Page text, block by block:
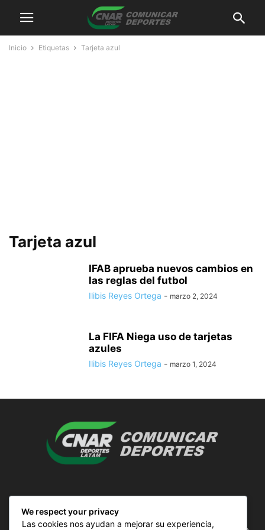
Inicio Etiquetas Tarjeta azul
Tarjeta azul
IFAB aprueba nuevos cambios en
las reglas del futbol
Ilibis Reyes Ortega - marzo 2, 2024
La FIFA Niega uso de tarjetas
azules
Ilibis Reyes Ortega - marzo 1, 2024
We respect your privacy
Las cookies nos ayudan a mejorar su experiencia,